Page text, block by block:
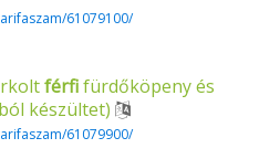
61079100/
férfifürdőköpeny és
készültet)
61079900/